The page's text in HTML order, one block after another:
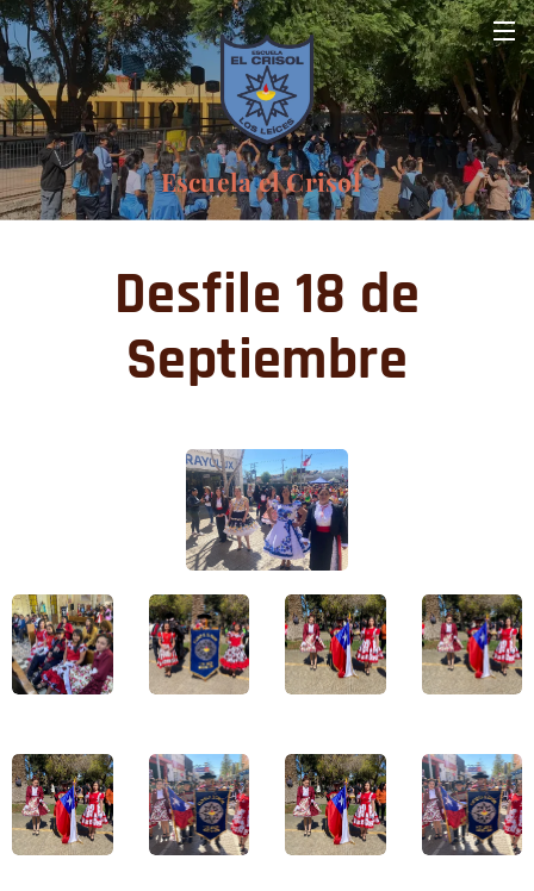
Escuela el Crisol
Desfile 18 de
Septiembre